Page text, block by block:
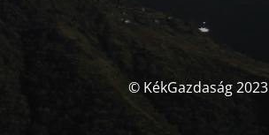
© KékGazdaság 2023